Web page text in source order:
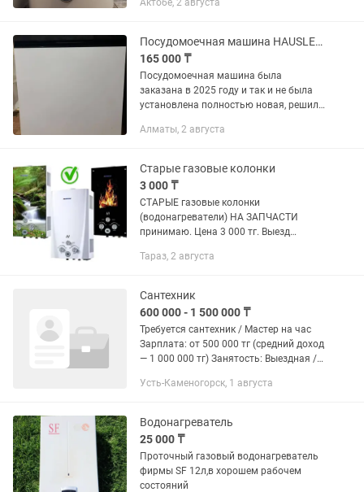
Актобе, 2 августа
Посудомоечная машина HAUSLER DW14-FS15PWBL
165 000 ₸
Посудомоечная машина была
заказана в 2025 году и так и не была
установлена полностью новая, решили
продажу Посудомоечная машина
Алматы, 2 августа
Старые газовые колонки
3 000 ₸
СТАРЫЕ газовые колонки
(водонагреватели) НА ЗАПЧАСТИ
принимаю. Цена 3 000 тг. Выезд
Тараз, 2 августа
Сантехник
600 000 - 1 500 000 ₸
Требуется сантехник / Мастер на час
Зарплата: от 500 000 тг (средний доход
— 1 000 000 тг) Занятость: Выездная /
работ (на выезде): Установка и замена
Усть-Каменогорск, 1 августа
Водонагреватель
25 000 ₸
Проточный газовый водонагреватель
фирмы SF 12л,в хорошем рабочем
состояний